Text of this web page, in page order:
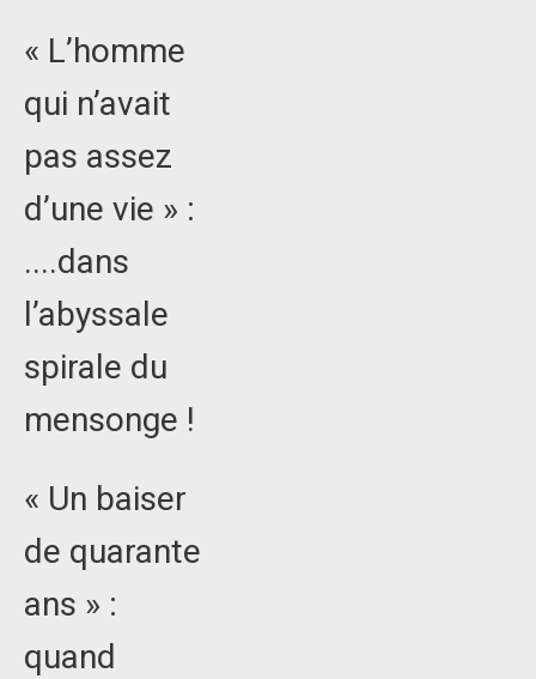
« L’homme
qui n’avait
pas assez
d’une vie » :
....dans
l’abyssale
spirale du
mensonge !
« Un baiser
de quarante
ans » :
quand